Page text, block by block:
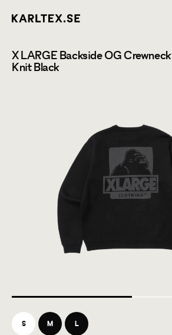
X LARGE Backside OG Crewneck
Knit Black
S M L